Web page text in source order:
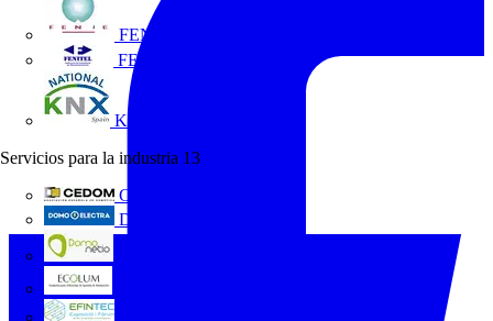
FENIE
FENITEL
KNX España
Servicios para la industria 13
CEDOM
Domo Electra